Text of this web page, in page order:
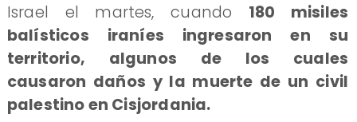
Israel el martes, cuando 180 misiles
balísticos iraníes ingresaron en su
territorio, algunos de los cuales
causaron daños y la muerte de un civil
palestino en Cisjordania.